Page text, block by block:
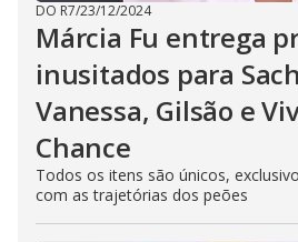
DO R7/23/12/2024
Márcia Fu entrega
inusitados para
Vanessa, Gilsão e
Chance
Todos os itens são únicos,
com as trajetórias dos peões